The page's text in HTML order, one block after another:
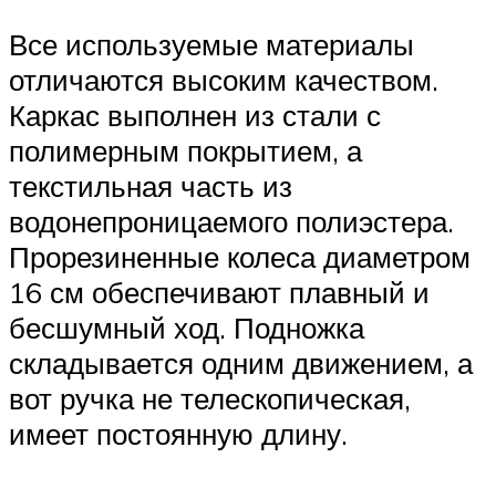
Все используемые материалы
отличаются высоким качеством.
Каркас выполнен из стали с
полимерным покрытием, а
текстильная часть из
водонепроницаемого полиэстера.
Прорезиненные колеса диаметром
16 см обеспечивают плавный и
бесшумный ход. Подножка
складывается одним движением, а
вот ручка не телескопическая,
имеет постоянную длину.